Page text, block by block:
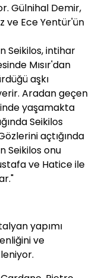
Gülnihal Demir,
ve Ece Yentür'ün
Seikilos, intihar
Mısır'dan
aşkı
Aradan geçen
yaşamakta
Seikilos
açtığında
Seikilos onu
ve Hatice ile
yapımı
ve